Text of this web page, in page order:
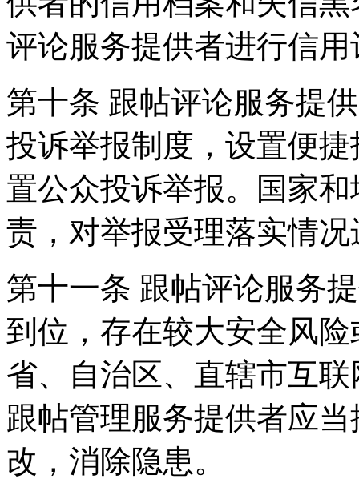
评论服务提供者进行信用
第十条 跟帖评论服务提
投诉举报制度，设置便
置公众投诉举报。国家
责，对举报受理落实情
第十一条 跟帖评论服务
到位，存在较大安全风
省、自治区、直辖市互
跟帖管理服务提供者应
改，消除隐患。